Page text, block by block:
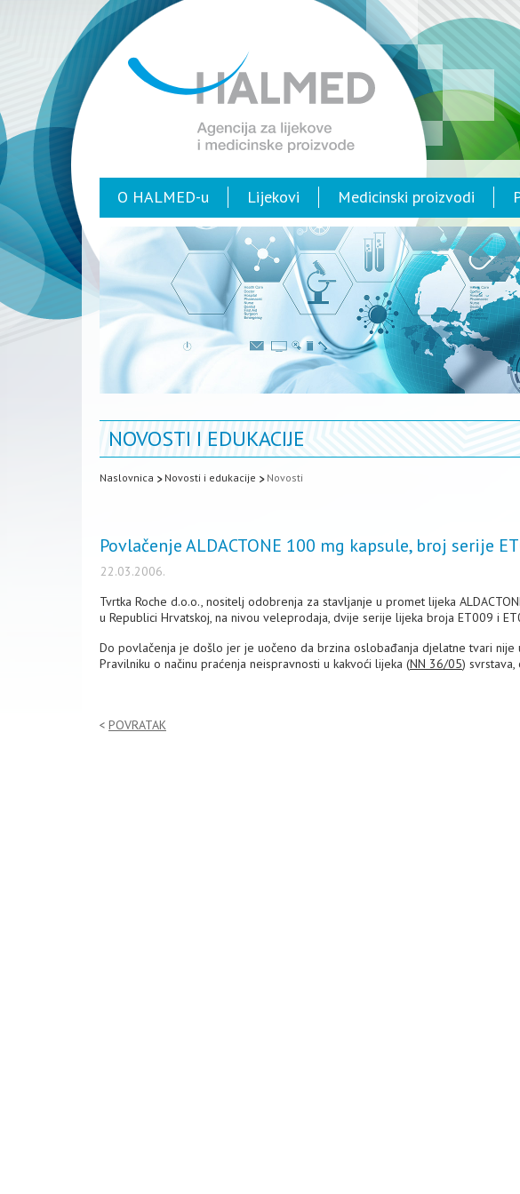
O HALMED-u Lijekovi Medicinski proizvodi
NOVOSTI I EDUKACIJE
Naslovnica Novosti i edukacije Novosti
Povlačenje ALDACTONE 100 mg kapsule, broj serije
22.03.2006.
Tvrtka Roche d.o.o., nositelj odobrenja za stavljanje u promet lijeka
u Republici Hrvatskoj, na nivou veleprodaja, dvije serije lijeka broja ET009 i
Do povlačenja je došlo jer je uočeno da brzina oslobađanja djelatne tvari
Pravilniku o načinu praćenja neispravnosti u kakvoći lijeka (NN 36/05) svrstava,
POVRATAK